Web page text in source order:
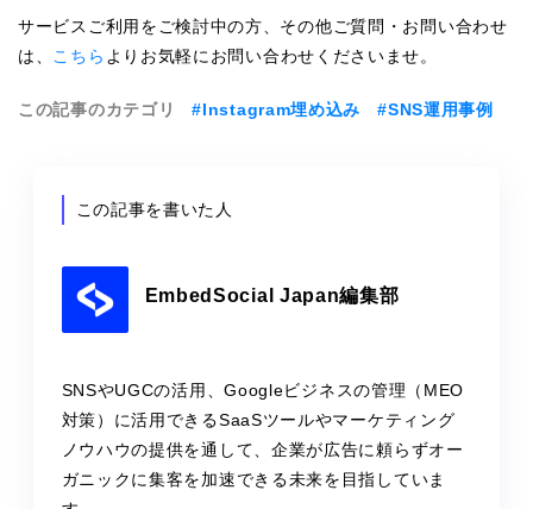
サービスご利用をご検討中の方、その他ご質問・お問い合わせ
は、 こちら よりお気軽にお問い合わせくださいませ。
この記事のカテゴリ #Instagram埋め込み #SNS運用事例
この記事を書いた人
EmbedSocial Japan編集部
SNSやUGCの活用、Googleビジネスの管理（MEO
対策）に活用できるSaaSツールやマーケティング
ノウハウの提供を通して、企業が広告に頼らずオー
ガニックに集客を加速できる未来を目指していま